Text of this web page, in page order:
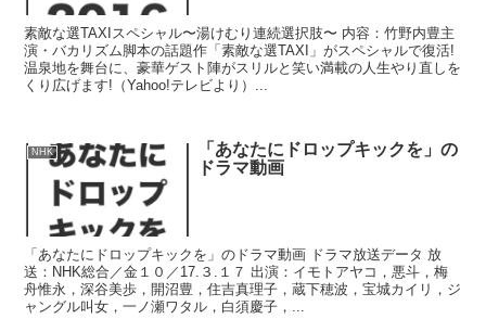
素敵な選TAXIスペシャル〜湯けむり連続選択肢〜 内容：竹野内豊主
演・バカリズム脚本の話題作「素敵な選TAXI」がスペシャルで復活!
温泉地を舞台に、豪華ゲスト陣がスリルと笑い満載の人生やり直しを
くり広げます!（Yahoo!テレビより）...
NHK
「あなたにドロップキックを」の
ドラマ動画
「あなたにドロップキックを」のドラマ動画 ドラマ放送データ 放
送：NHK総合／金１０／17.３.１７ 出演：イモトアヤコ，悪斗，梅
舟惟永，深谷美歩，開沼豊，住吉真理子，蔵下穂波，宝城カイリ，ジ
ャングル叫女，一ノ瀬ワタル，白須慶子，...